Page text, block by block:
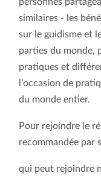
similaires - les
sur le guidisme et
parties du monde,
pratiques et
l'occasion de
du monde entier.
Pour rejoindre le
recommandée par
qui peut rejoindre